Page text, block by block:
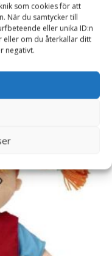
som cookies för att
När du samtycker till
eller unika ID:n
eller om du återkallar ditt
negativt.